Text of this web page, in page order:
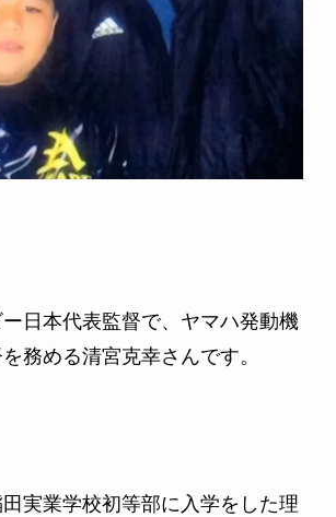
日本代表監督で、ヤマハ発動機
務める清宮克幸さんです。
実業学校初等部に入学をした理